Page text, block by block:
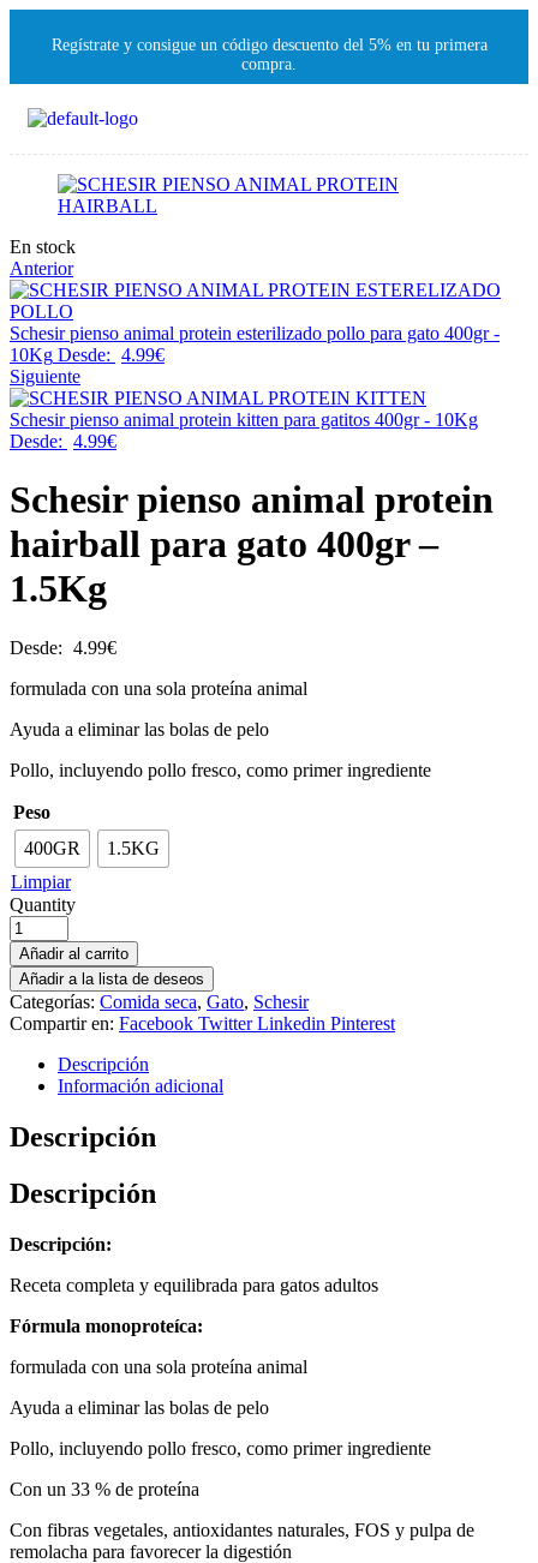
Regístrate y consigue un código descuento del 5% en tu primera
compra.
En stock
Anterior
Schesir pienso animal protein esterilizado pollo para gato 400gr -
10Kg Desde: 4.99€
Siguiente
Schesir pienso animal protein kitten para gatitos 400gr - 10Kg
Desde: 4.99€
Schesir pienso animal protein
hairball para gato 400gr –
1.5Kg
Desde: 4.99€
formulada con una sola proteína animal
Ayuda a eliminar las bolas de pelo
Pollo, incluyendo pollo fresco, como primer ingrediente
Peso
400GR
1.5KG
Limpiar
Quantity
Añadir al carrito
Añadir a la lista de deseos
Categorías: Comida seca, Gato, Schesir
Compartir en: Facebook Twitter Linkedin Pinterest
Descripción
Información adicional
Descripción
Descripción
Descripción:
Receta completa y equilibrada para gatos adultos
Fórmula monoproteíca:
formulada con una sola proteína animal
Ayuda a eliminar las bolas de pelo
Pollo, incluyendo pollo fresco, como primer ingrediente
Con un 33 % de proteína
Con fibras vegetales, antioxidantes naturales, FOS y pulpa de
remolacha para favorecer la digestión